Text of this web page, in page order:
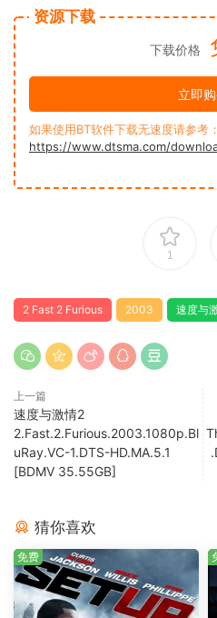
资源下载
下载价格
立即
如果使用BT软件下载无速度请参考：
https://www.dtsma.com/
1
2 Fast 2 Furious 2003 速度与
上一篇
速度与激情2
2.Fast.2.Furious.2003.1080p.Bl
uRay.VC-1.DTS-HD.MA.5.1
[BDMV 35.55GB]
猜你喜欢
免费